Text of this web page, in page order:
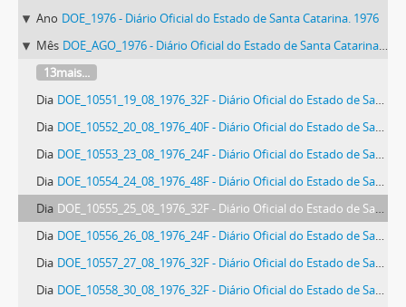
Ano DOE_1976 - Diário Oficial do Estado de Santa Catarina. 1976
Mês DOE_AGO_1976 - Diário Oficial do Estado de Santa Catarina. Agosto de 1976
13mais...
Dia DOE_10551_19_08_1976_32F - Diário Oficial do Estado de Santa Catarina. Ano 41. N° 10551 de 19/08/1976
Dia DOE_10552_20_08_1976_40F - Diário Oficial do Estado de Santa Catarina. Ano 41. N° 10552 de 20/08/1976
Dia DOE_10553_23_08_1976_24F - Diário Oficial do Estado de Santa Catarina. Ano 41. N° 10553 de 23/08/1976
Dia DOE_10554_24_08_1976_48F - Diário Oficial do Estado de Santa Catarina. Ano 41. N° 10554 de 24/08/1976
Dia DOE_10555_25_08_1976_32F - Diário Oficial do Estado de Santa Catarina. Ano 41. N° 10555 de 25/08/1976
Dia DOE_10556_26_08_1976_24F - Diário Oficial do Estado de Santa Catarina. Ano 41. N° 10556 de 26/08/1976
Dia DOE_10557_27_08_1976_32F - Diário Oficial do Estado de Santa Catarina. Ano 41. N° 10557 de 27/08/1976
Dia DOE_10558_30_08_1976_32F - Diário Oficial do Estado de Santa Catarina. Ano 41. N° 10558 de 30/08/1976